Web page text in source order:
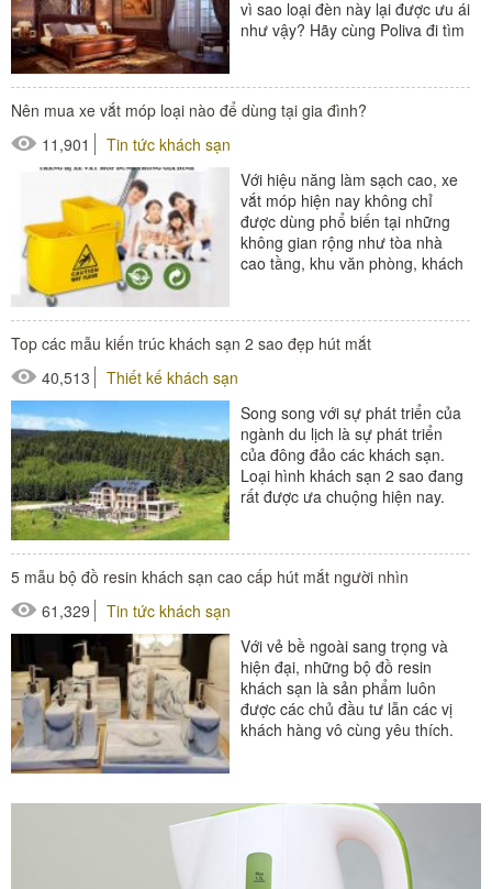
vì sao loại đèn này lại được ưu ái
như vậy? Hãy cùng Poliva đi tìm
#thiết bị buồng phòng
Nên mua xe vắt móp loại nào để dùng tại gia đình?
11,901
Tin tức khách sạn
Với hiệu năng làm sạch cao, xe
vắt móp hiện nay không chỉ
được dùng phổ biến tại những
không gian rộng như tòa nhà
cao tầng, khu văn phòng, khách
#xe dọn vệ sinh
Top các mẫu kiến trúc khách sạn 2 sao đẹp hút mắt
40,513
Thiết kế khách sạn
Song song với sự phát triển của
ngành du lịch là sự phát triển
của đông đảo các khách sạn.
Loại hình khách sạn 2 sao đang
rất được ưa chuộng hiện nay.
#thiết bị buồng phòng
#thiết bị phòng tắm
5 mẫu bộ đồ resin khách sạn cao cấp hút mắt người nhìn
61,329
Tin tức khách sạn
Với vẻ bề ngoài sang trọng và
hiện đại, những bộ đồ resin
khách sạn là sản phẩm luôn
được các chủ đầu tư lẫn các vị
khách hàng vô cùng yêu thích.